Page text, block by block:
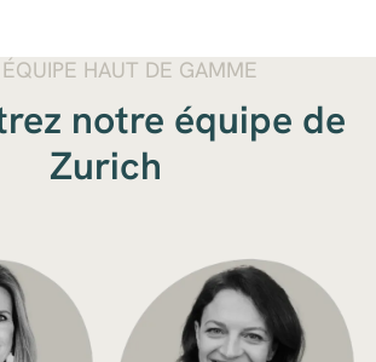
HAUT DE GAMME
notre équipe de
Zurich